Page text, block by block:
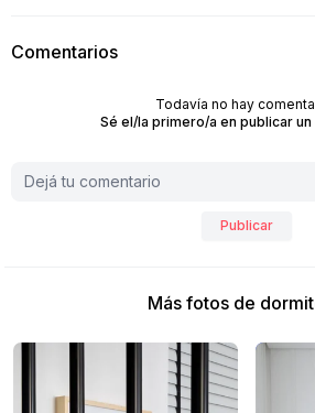
Comentarios
Todavía no hay
Sé el/la primero/a en publicar
Publicar
Más fotos de